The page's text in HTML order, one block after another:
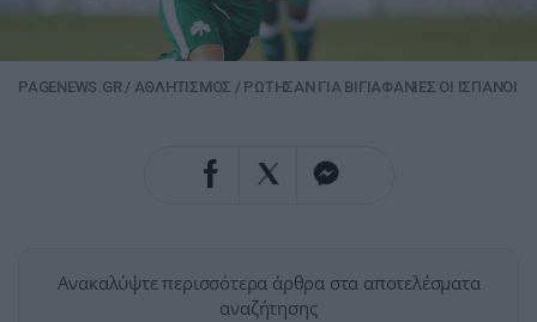
PAGENEWS.GR/ ΑΘΛΗΤΙΣΜΟΣ / ΡΩΤΗΣΑΝ ΓΙΑ ΒΙΓΙΑΦΑΝΙΕΣ ΟΙ ΙΣΠΑΝΟΙ
Ανακαλύψτε περισσότερα άρθρα στα αποτελέσματα
αναζήτησης